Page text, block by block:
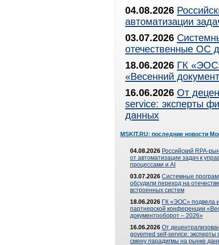
04.08.2026
автоматизации
03.07.2026
отечественные ОС
18.06.2026 ГК
«Весенний
16.06.2026 От
service: эксперты
данных
MSKIT.RU: последние новости
04.08.2026 Российский RPA-
от автоматизации задач к
процессами и AI
03.07.2026 Системные
обсудили переход на
встроенных систем
18.06.2026 ГК «ЭОС» подвела
партнерской конференции
документооборот – 2026»
16.06.2026 От
governed self-service: эксперты
смену парадигмы на рынке